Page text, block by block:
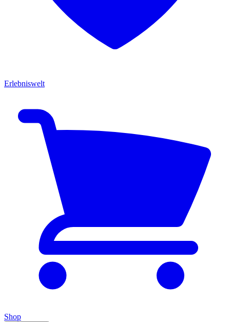
Erlebniswelt
Shop